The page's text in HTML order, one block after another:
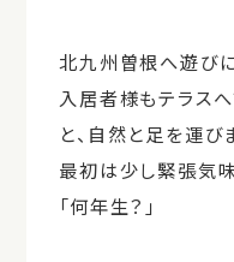
北九州曽根へ遊び
入居者様もテラスへ
と、自然と足を運
最初は少し緊張気
「何年生？」